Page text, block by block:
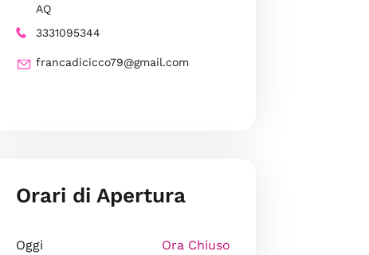
AQ
3331095344
francadicicco79@gmail.com
Orari di Apertura
Oggi Ora Chiuso